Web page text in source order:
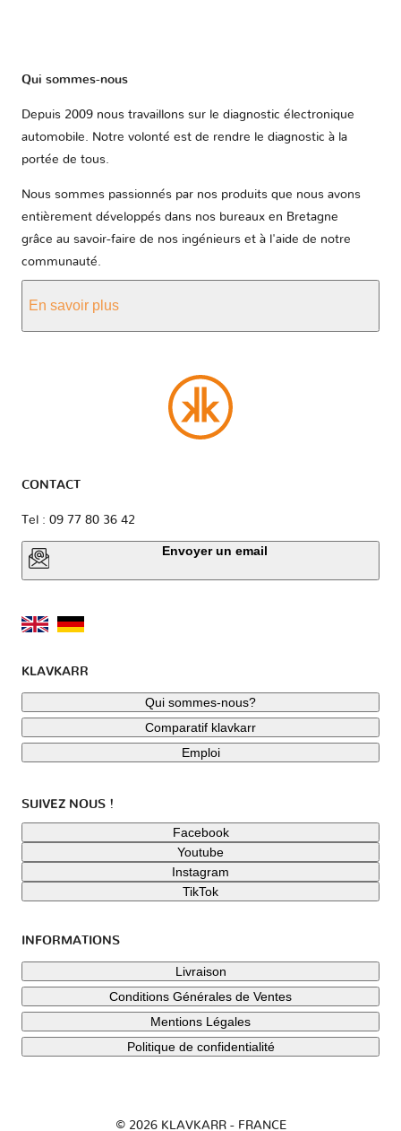
Qui sommes-nous
Depuis 2009 nous travaillons sur le diagnostic électronique
automobile. Notre volonté est de rendre le diagnostic à la
portée de tous.
Nous sommes passionnés par nos produits que nous avons
entièrement développés dans nos bureaux en Bretagne
grâce au savoir-faire de nos ingénieurs et à l'aide de notre
communauté.
En savoir plus
CONTACT
Tel : 09 77 80 36 42
Envoyer un email
KLAVKARR
Qui sommes-nous?
Comparatif klavkarr
Emploi
SUIVEZ NOUS !
Facebook
Youtube
Instagram
TikTok
INFORMATIONS
Livraison
Conditions Générales de Ventes
Mentions Légales
Politique de confidentialité
© 2026 KLAVKARR - FRANCE